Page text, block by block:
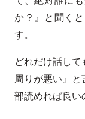
か？』と聞く
す。
どれだけ話し
周りが悪い』
部読めれば良い